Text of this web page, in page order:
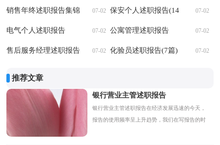
告三篇 七篇
销售年终述职报告集锦
15篇
07-02 保安个人述职报告(14
篇)
07-02
电气个人述职报告 07-02 公寓管理述职报告 07-02
售后服务经理述职报告 07-02 化验员述职报告(7篇) 07-02
推荐文章
银行营业主管述职报告
银行营业主管述职报告在经济发展迅速的今天，
报告的使用频率呈上升趋势，我们在写报告的时